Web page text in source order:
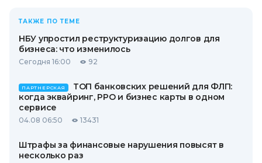
ТАКЖЕ ПО ТЕМЕ
НБУ упростил реструктуризацию долгов для
бизнеса: что изменилось
Сегодня 16:00 92
ПАРТНЕРСКАЯ
ТОП банковских решений для ФЛП:
когда эквайринг, РРО и бизнес карты в одном
сервисе
04.08 06:50 13431
Штрафы за финансовые нарушения повысят в
несколько раз